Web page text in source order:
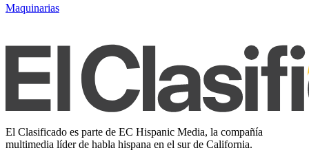
Maquinarias
El Clasificado es parte de EC Hispanic Media, la compañía
multimedia líder de habla hispana en el sur de California.